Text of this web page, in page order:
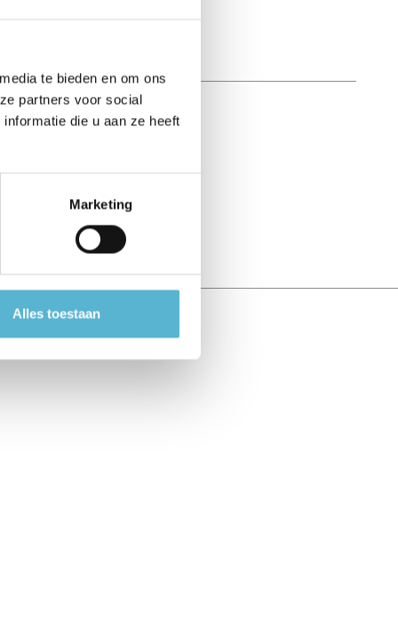
te bieden en om ons
partners voor social
die u aan ze heeft
Marketing
Alles toestaan